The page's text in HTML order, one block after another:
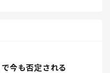
だから、あまり大きな
今も否定される